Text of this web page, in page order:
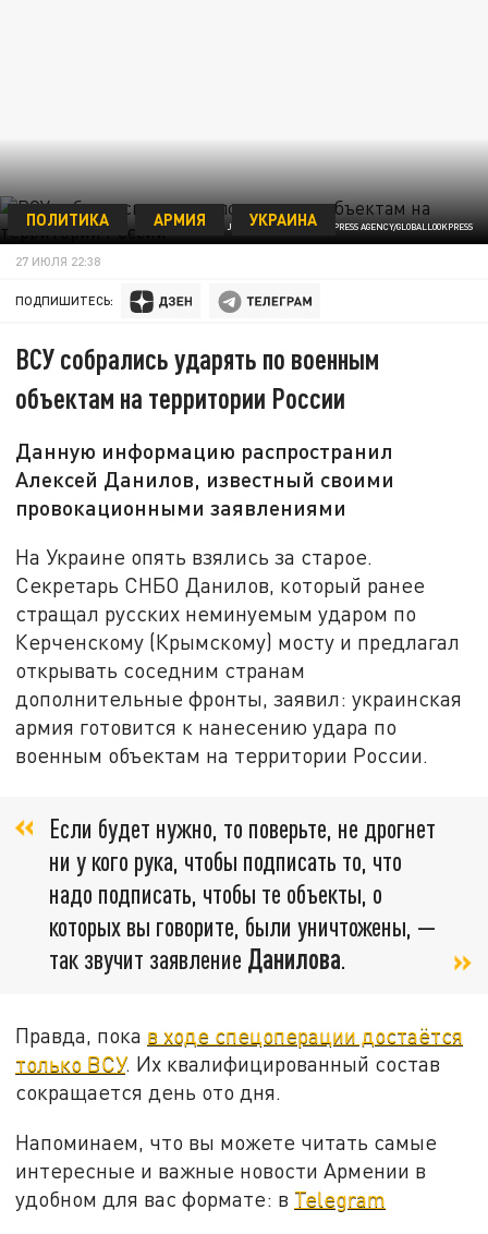
ФОТО: SGT. JAMES HOBBS/KEYSTONE PRESS AGENCY/GLOBALLOOKPRESS
ПОЛИТИКА АРМИЯ УКРАИНА
27 ИЮЛЯ 22:38
ПОДПИШИТЕСЬ:
ВСУ собрались ударять по военным
объектам на территории России
Данную информацию распространил
Алексей Данилов, известный своими
провокационными заявлениями
На Украине опять взялись за старое.
Секретарь СНБО Данилов, который ранее
стращал русских неминуемым ударом по
Керченскому (Крымскому) мосту и предлагал
открывать соседним странам
дополнительные фронты, заявил: украинская
армия готовится к нанесению удара по
военным объектам на территории России.
Если будет нужно, то поверьте, не дрогнет
ни у кого рука, чтобы подписать то, что
надо подписать, чтобы те объекты, о
которых вы говорите, были уничтожены, —
так звучит заявление Данилова.
Правда, пока в ходе спецоперации достаётся
только ВСУ. Их квалифицированный состав
сокращается день ото дня.
Напоминаем, что вы можете читать самые
интересные и важные новости Армении в
удобном для вас формате: в Telegram